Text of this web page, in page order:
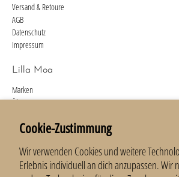
Cookie-Zustimmung
Wir verwenden Cookies und weitere
Erlebnis individuell an dich anzupassen. Wir
Versand & Retoure
AGB
Datenschutz
Impressum
Lilla Moa
Marken
Über uns
Anmelden und 10 % erhalten.